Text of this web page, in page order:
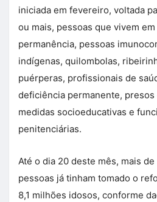
iniciada em fevereiro, voltada
ou mais, pessoas que vivem
permanência, pessoas
indígenas, quilombolas,
puérperas, profissionais de
deficiência permanente,
medidas socioeducativas e
penitenciárias.
Até o dia 20 deste mês, mais
pessoas já tinham tomado o
8,1 milhões idosos, conforme